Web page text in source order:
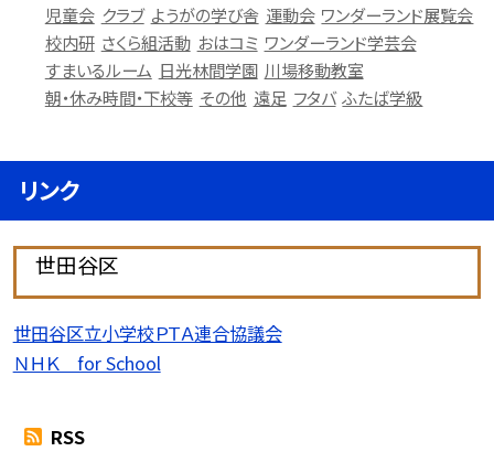
児童会 クラブ ようがの学び舎 運動会 ワンダーランド展覧会
校内研 さくら組活動 おはコミ ワンダーランド学芸会
すまいるルーム 日光林間学園 川場移動教室
朝・休み時間・下校等 その他 遠足 フタバ ふたば学級
リンク
世田谷区
世田谷区立小学校ＰＴＡ連合協議会
ＮＨＫ for School
RSS